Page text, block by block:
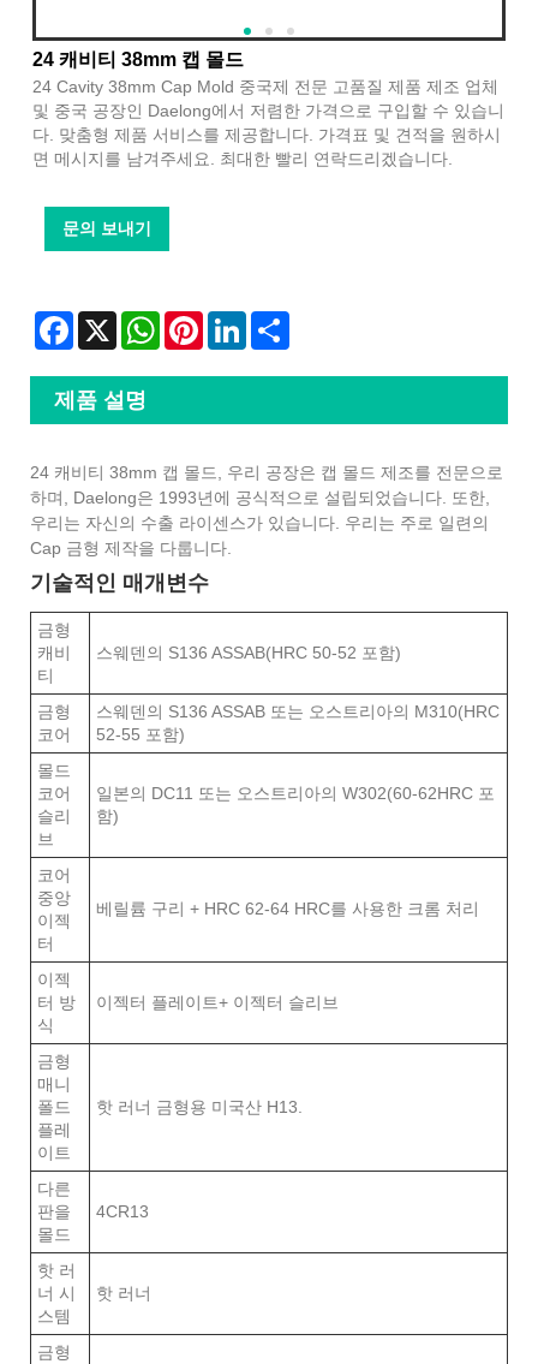
24 캐비티 38mm 캡 몰드
24 Cavity 38mm Cap Mold 중국제 전문 고품질 제품 제조 업체
및 중국 공장인 Daelong에서 저렴한 가격으로 구입할 수 있습니
다. 맞춤형 제품 서비스를 제공합니다. 가격표 및 견적을 원하시
면 메시지를 남겨주세요. 최대한 빨리 연락드리겠습니다.
문의 보내기
Facebook
X WhatsAppPinterestLinkedIn
제품 설명
24 캐비티 38mm 캡 몰드, 우리 공장은 캡 몰드 제조를 전문으로
하며, Daelong은 1993년에 공식적으로 설립되었습니다. 또한,
우리는 자신의 수출 라이센스가 있습니다. 우리는 주로 일련의
Cap 금형 제작을 다룹니다.
기술적인 매개변수
금형
캐비
티
스웨덴의 S136 ASSAB(HRC 50-52 포함)
금형
코어
스웨덴의 S136 ASSAB 또는 오스트리아의 M310(HRC
52-55 포함)
몰드
코어
슬리
브
일본의 DC11 또는 오스트리아의 W302(60-62HRC 포
함)
코어
중앙
이젝
터
베릴륨 구리 + HRC 62-64 HRC를 사용한 크롬 처리
이젝
터 방
식
이젝터 플레이트+ 이젝터 슬리브
금형
매니
폴드
플레
이트
핫 러너 금형용 미국산 H13.
다른
판을
몰드
4CR13
핫 러
너 시
스템
핫 러너
금형